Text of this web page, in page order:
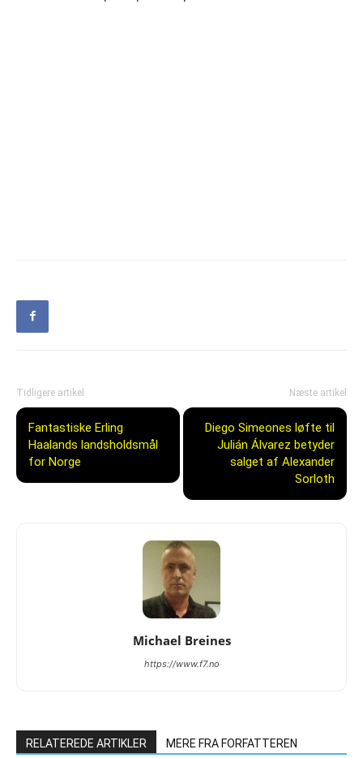
Tidligere artikel
Fantastiske Erling
Haalands landsholdsmål
for Norge
Næste artikel
Diego Simeones løfte til
Julián Álvarez betyder
salget af Alexander
Sorloth
Michael Breines
https://www.f7.no
RELATEREDE ARTIKLER MERE FRA FORFATTEREN